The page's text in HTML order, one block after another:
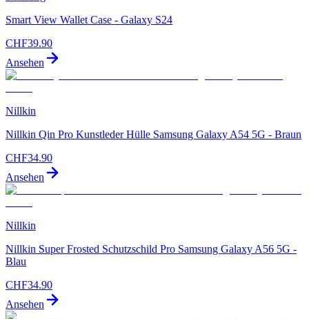
Smart View Wallet Case - Galaxy S24
CHF39.90
Ansehen
Nillkin
Nillkin Qin Pro Kunstleder Hülle Samsung Galaxy A54 5G - Braun
CHF34.90
Ansehen
Nillkin
Nillkin Super Frosted Schutzschild Pro Samsung Galaxy A56 5G -
Blau
CHF34.90
Ansehen